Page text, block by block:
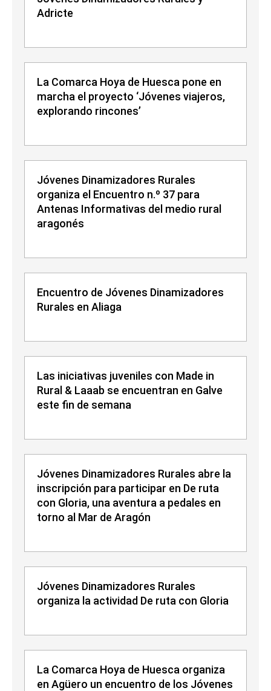
Adricte
La Comarca Hoya de Huesca pone en
marcha el proyecto ‘Jóvenes viajeros,
explorando rincones’
Jóvenes Dinamizadores Rurales
organiza el Encuentro n.º 37 para
Antenas Informativas del medio rural
aragonés
Encuentro de Jóvenes Dinamizadores
Rurales en Aliaga
Las iniciativas juveniles con Made in
Rural & Laaab se encuentran en Galve
este fin de semana
Jóvenes Dinamizadores Rurales abre la
inscripción para participar en De ruta
con Gloria, una aventura a pedales en
torno al Mar de Aragón
Jóvenes Dinamizadores Rurales
organiza la actividad De ruta con Gloria
La Comarca Hoya de Huesca organiza
en Agüero un encuentro de los Jóvenes